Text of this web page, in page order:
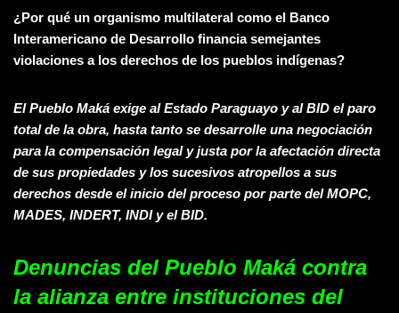
¿Por qué un organismo multilateral como el Banco
Interamericano de Desarrollo financia semejantes
violaciones a los derechos de los pueblos indígenas?
El Pueblo Maká exige al Estado Paraguayo y al BID el paro
total de la obra, hasta tanto se desarrolle una negociación
para la compensación legal y justa por la afectación directa
de sus propiedades y los sucesivos atropellos a sus
derechos desde el inicio del proceso por parte del MOPC,
MADES, INDERT, INDI y el BID.
Denuncias del Pueblo Maká contra
la alianza entre instituciones del